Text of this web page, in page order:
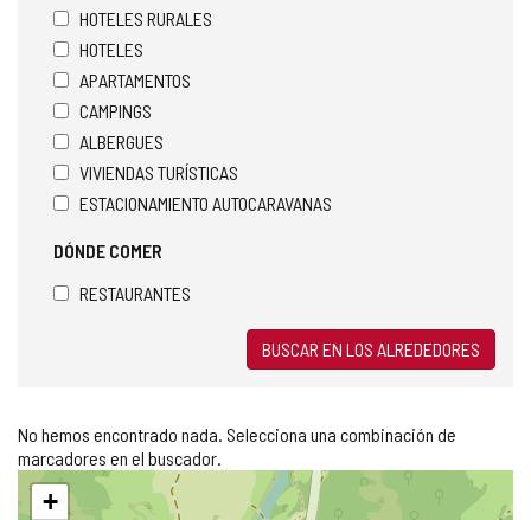
HOTELES RURALES
HOTELES
APARTAMENTOS
CAMPINGS
ALBERGUES
VIVIENDAS TURÍSTICAS
ESTACIONAMIENTO AUTOCARAVANAS
DÓNDE COMER
RESTAURANTES
BUSCAR EN LOS ALREDEDORES
No hemos encontrado nada. Selecciona una combinación de
marcadores en el buscador.
Saltar
mapa
+